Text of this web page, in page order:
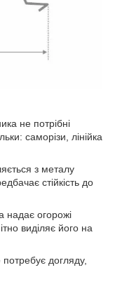
не потрібні
саморізи, лінійка
з металу
стійкість до
надає огорожі
виділяє його на
догляду,